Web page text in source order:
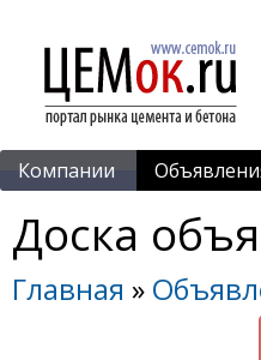
Компании
Доска
Главная »